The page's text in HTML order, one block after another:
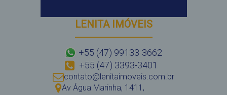
LENITA IMÓVEIS
+55 (47) 99133-3662
+55 (47) 3393-3401
contato@lenitaimoveis.com.br
Av Água Marinha, 1411 ,